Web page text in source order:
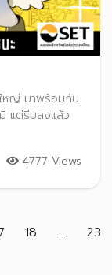
หญ่ มาพร้อมกับ
แต่รีบลงแล้ว
4777 Views
18 ... 23